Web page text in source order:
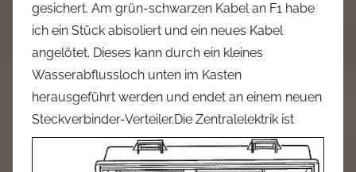
gesichert. Am grün-schwarzen Kabel an F1 habe
ich ein Stück abisoliert und ein neues Kabel
angelötet. Dieses kann durch ein kleines
Wasserabflussloch unten im Kasten
herausgeführt werden und endet an einem neuen
Steckverbinder-Verteiler.Die Zentralelektrik ist